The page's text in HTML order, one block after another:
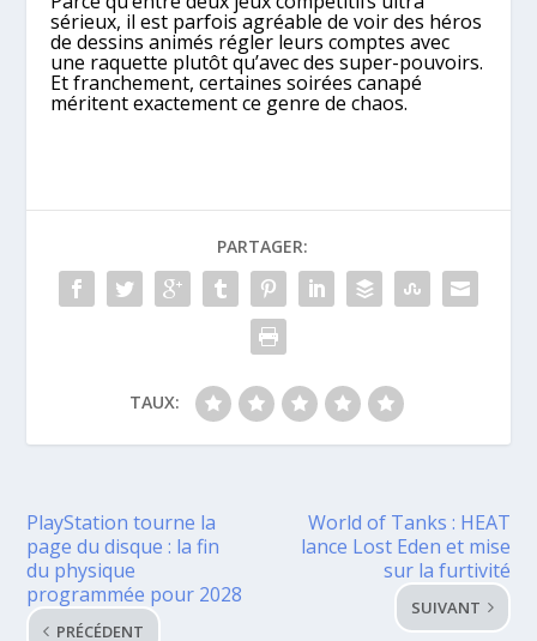
sérieux, il est parfois agréable de voir des héros
de dessins animés régler leurs comptes avec
une raquette plutôt qu’avec des super-pouvoirs.
Et franchement, certaines soirées canapé
méritent exactement ce genre de chaos.
PARTAGER:
TAUX:
PlayStation tourne la
page du disque : la fin
du physique
programmée pour 2028
PRÉCÉDENT
World of Tanks : HEAT
lance Lost Eden et mise
sur la furtivité
SUIVANT